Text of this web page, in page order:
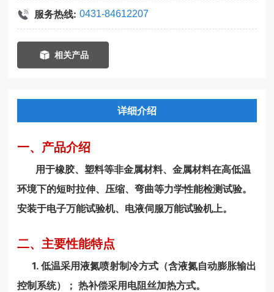
服务热线: 0431-84612207
相关产品
详细介绍
一、产品介绍
用于橡胶、塑料等非金属材料、金属材料在高低温
环境下的短时拉伸、压缩、弯曲等力学性能检测试验。
安装于电子万能试验机、电液伺服万能试验机上。
二、主要性能特点
1. 低温采用液氮喷射制冷方式（含液氮自动膨胀输出
控制系统）； 热补偿采用电阻丝加热方式。